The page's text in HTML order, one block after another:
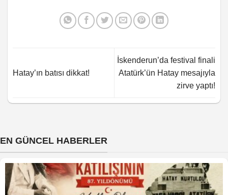
Hatay’ın batısı dikkat!
İskenderun’da festival finali
Atatürk’ün Hatay mesajıyla
zirve yaptı!
EN GÜNCEL HABERLER